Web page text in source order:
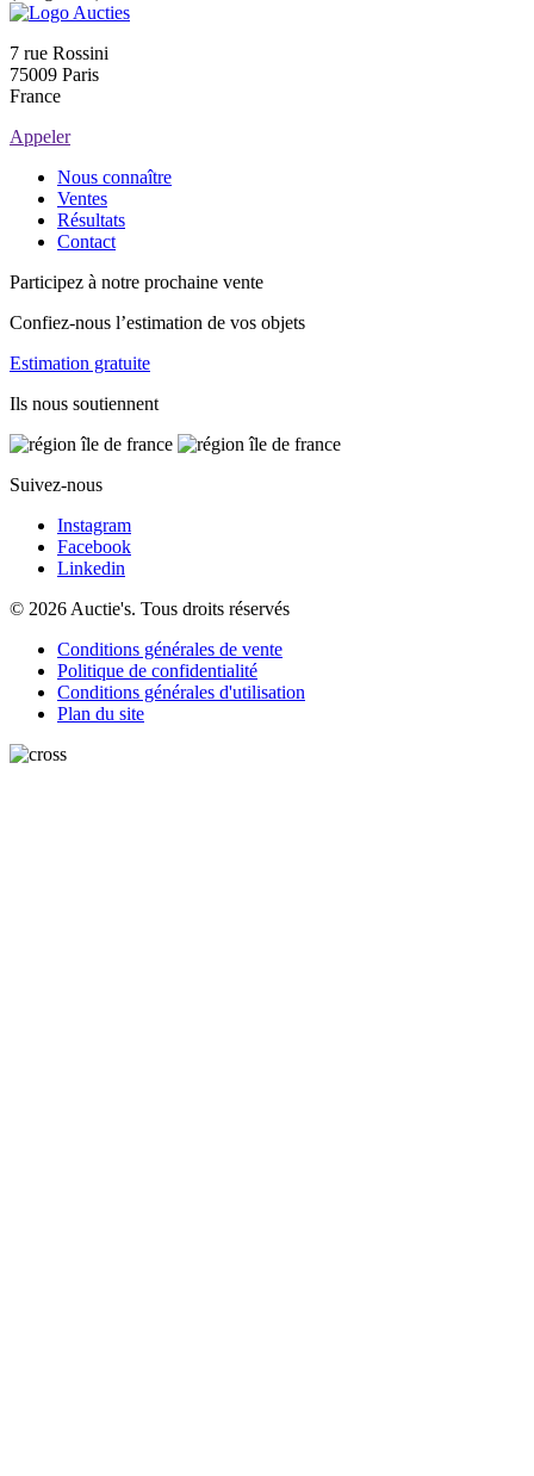
7 rue Rossini
75009 Paris
France
Appeler
Nous connaître
Ventes
Résultats
Contact
Participez à notre prochaine vente
Confiez-nous l’estimation de vos objets
Estimation gratuite
Ils nous soutiennent
Suivez-nous
Instagram
Facebook
Linkedin
© 2026 Auctie's. Tous droits réservés
Conditions générales de vente
Politique de confidentialité
Conditions générales d'utilisation
Plan du site